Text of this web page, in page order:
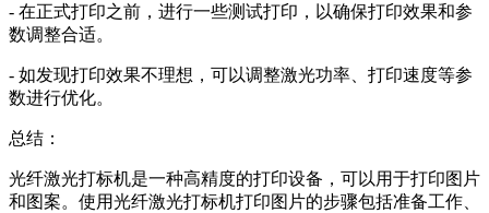
- 在正式打印之前，进行一些测试打印，以确保打印效果和参
数调整合适。
- 如发现打印效果不理想，可以调整激光功率、打印速度等参
数进行优化。
总结：
光纤激光打标机是一种高精度的打印设备，可以用于打印图片
和图案。使用光纤激光打标机打印图片的步骤包括准备工作、